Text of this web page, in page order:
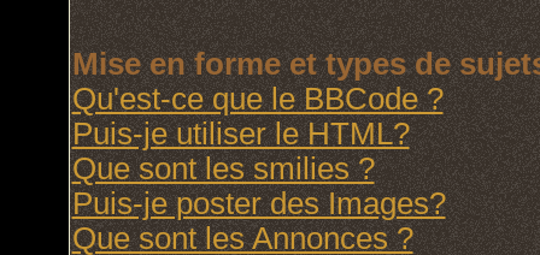
Mise en forme et types de
Qu'est-ce que le BBCode ?
Puis-je utiliser le HTML?
Que sont les smilies ?
Puis-je poster des Images?
Que sont les Annonces ?